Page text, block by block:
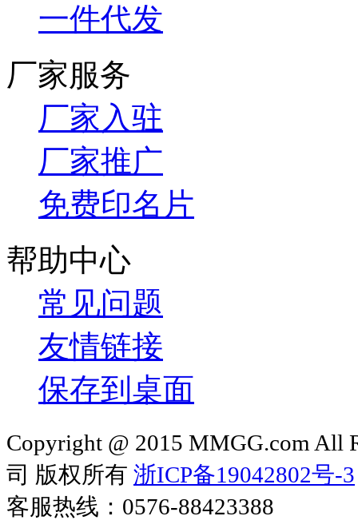
一件代发
厂家服务
厂家入驻
厂家推广
免费印名片
帮助中心
常见问题
友情链接
保存到桌面
Copyright @ 2015 MMGG.com All
司 版权所有 浙ICP备19042802号-3
客服热线：0576-88423388